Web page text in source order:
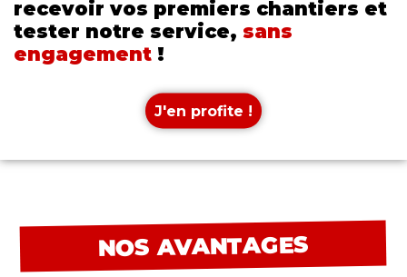
recevoir vos premiers chantiers et
tester notre service, sans
engagement !
J'en profite !
NOS AVANTAGES